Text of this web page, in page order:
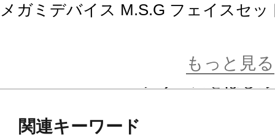
メガミデバイス M.S.G フェイスセッ
２：彫刻の無い無表情フェイス
るアダプタコアがセットになった商
もっと見る
関連キーワード